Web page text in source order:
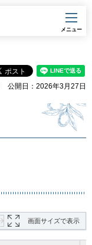
メニュー
公開日：2026年3月27日
画面サイズで表示